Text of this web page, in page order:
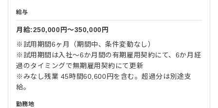
給与
月給:250,000円〜350,000円
※試用期間6ヶ月（期間中、条件変動なし）
※試用期間は入社～6か月間の有期雇用契約にて、6か月経
過のタイミングで無期雇用契約にて更新
※みなし残業 45時間60,600円を含む。超過分は別途支
給。
勤務地